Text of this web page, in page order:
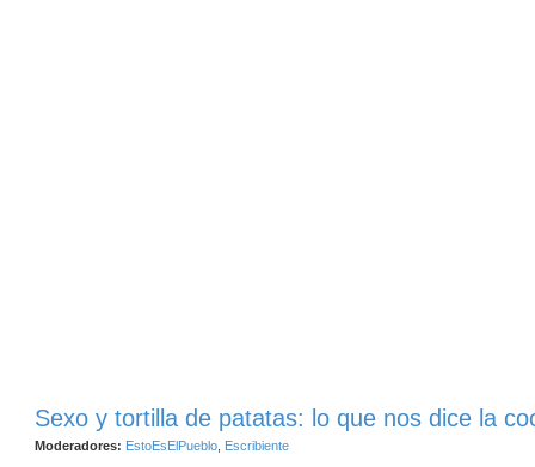
Sexo y tortilla de patatas: lo que nos dice la
Moderadores: EstoEsElPueblo Escribiente